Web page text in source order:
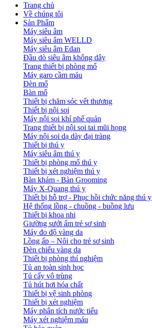
Trang chủ
Về chúng tôi
Sản Phẩm
Máy siêu âm
Máy siêu âm WELLD
Máy siêu âm Edan
Đầu dò siêu âm không dây
Trang thiết bị phòng mổ
Máy garo cầm máu
Đèn mổ
Bàn mổ
Thiết bị chăm sóc vết thương
Thiết bị nội soi
Máy nội soi khí phế quản
Trang thiết bị nội soi tai mũi họng
Máy nội soi dạ dày đại tràng
Thiết bị thú y
Máy siêu âm thú y
Thiết bị phòng mổ thú y
Thiết bị xét nghiệm thú y
Bàn khám - Bàn Grooming
Máy X-Quang thú y
Thiết bị hỗ trợ - Phục hồi chức năng thú y
Hệ thống lồng - chuồng - buồng lưu
Thiết bị khoa nhi
Giường sưởi ấm trẻ sơ sinh
Máy đo độ vàng da
Lồng ấp – Nôi cho trẻ sơ sinh
Đèn chiếu vàng da
Thiết bị phòng thí nghiệm
Tủ an toàn sinh học
Tủ cấy vô trùng
Tủ hút hơi hóa chất
Thiết bị vệ sinh phòng
Thiết bị xét nghiệm
Máy phân tích nước tiểu
Máy xét nghiệm máu